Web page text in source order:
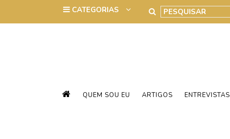
QUEM SOU EU ARTIGOS ENTREVISTAS